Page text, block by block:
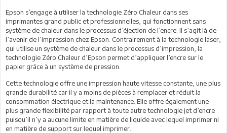
Epson s’engage à utiliser la technologie Zéro Chaleur dans ses
imprimantes grand public et professionnelles, qui fonctionnent sans
système de chaleur dans le processus d’éjection de l’encre. Il s’agit là de
l’avenir de l’impression chez Epson. Contrairement à la technologie laser,
qui utilise un système de chaleur dans le processus d’impression, la
technologie Zéro Chaleur d’Epson permet d’appliquer l’encre sur le
papier grâce à un système de pression.
Cette technologie offre une impression haute vitesse constante, une plus
grande durabilité car il y a moins de pièces à remplacer et réduit la
consommation électrique et la maintenance. Elle offre également une
plus grande flexibilité par rapport à toute autre technologie jet d’encre
puisqu’il n’y a aucune limite en matière de liquide avec lequel imprimer ni
en matière de support sur lequel imprimer.